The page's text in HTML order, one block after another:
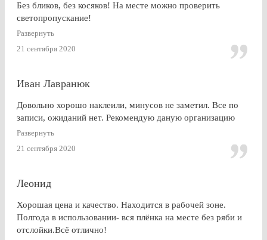
Без бликов, без косяков! На месте можно проверить
светопропускание!
Развернуть
21 сентября 2020
Иван Лавранюк
Довольно хорошо наклеили, минусов не заметил. Все по
записи, ожиданий нет. Рекомендую даную организацию
Развернуть
21 сентября 2020
Леонид
Хорошая цена и качество. Находится в рабочей зоне.
Полгода в использовании- вся плёнка на месте без ряби и
отслойки.Всё отлично!